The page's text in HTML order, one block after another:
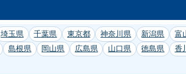
埼玉県 千葉県 東京都 神奈川県 新潟県 富
島根県 岡山県 広島県 山口県 徳島県 香